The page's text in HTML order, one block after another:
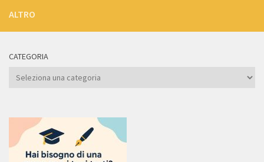
ALTRO
CATEGORIA
Categoria